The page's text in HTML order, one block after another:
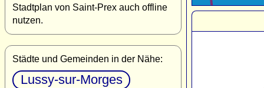
Stadtplan von Saint-Prex auch offline
nutzen.
Städte und Gemeinden in der Nähe:
Lussy-sur-Morges